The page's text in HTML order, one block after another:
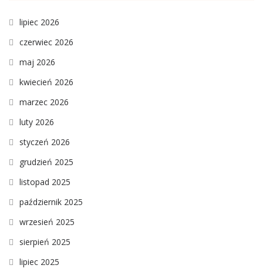
lipiec 2026
czerwiec 2026
maj 2026
kwiecień 2026
marzec 2026
luty 2026
styczeń 2026
grudzień 2025
listopad 2025
październik 2025
wrzesień 2025
sierpień 2025
lipiec 2025